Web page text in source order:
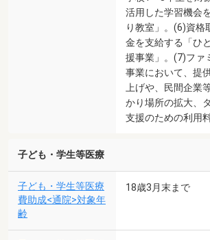
活用した学習機会
り教室」。(6)資格
金を支給する「ひ
援事業」。(7)ファ
事業において、提
上げや、民間企業
かり場所の拡大、
支援のための利用
子ども・学生等医療
子ども・学生等医療
費助成<通院>対象年
齢
18歳3月末まで